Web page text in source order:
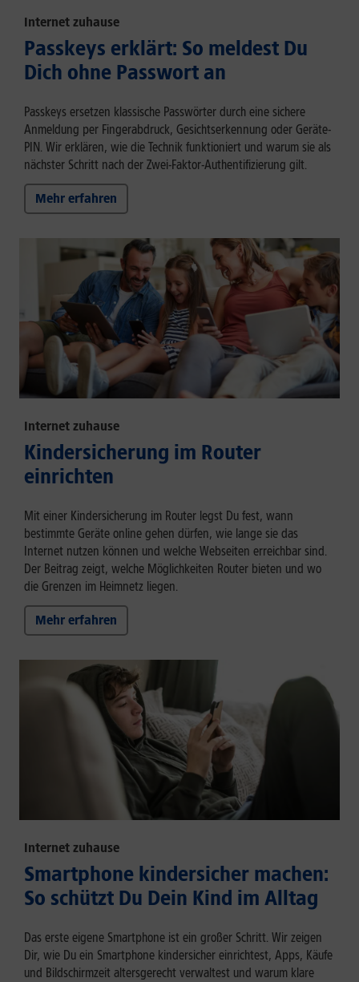
Internet zuhause
Passkeys erklärt: So meldest Du
Dich ohne Passwort an
Passkeys ersetzen klassische Passwörter durch eine sichere
Anmeldung per Fingerabdruck, Gesichtserkennung oder Geräte-
PIN. Wir erklären, wie die Technik funktioniert und warum sie als
nächster Schritt nach der Zwei-Faktor-Authentifizierung gilt.
Mehr erfahren
Internet zuhause
Kindersicherung im Router
einrichten
Mit einer Kindersicherung im Router legst Du fest, wann
bestimmte Geräte online gehen dürfen, wie lange sie das
Internet nutzen können und welche Webseiten erreichbar sind.
Der Beitrag zeigt, welche Möglichkeiten Router bieten und wo
die Grenzen im Heimnetz liegen.
Mehr erfahren
Internet zuhause
Smartphone kindersicher machen:
So schützt Du Dein Kind im Alltag
Das erste eigene Smartphone ist ein großer Schritt. Wir zeigen
Dir, wie Du ein Smartphone kindersicher einrichtest, Apps, Käufe
und Bildschirmzeit altersgerecht verwaltest und warum klare